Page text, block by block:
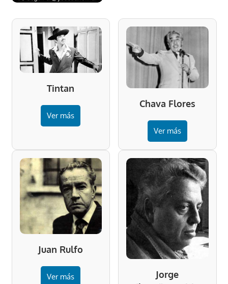
Tintan
Ver más
Chava Flores
Ver más
Juan Rulfo
Ver más
Jorge